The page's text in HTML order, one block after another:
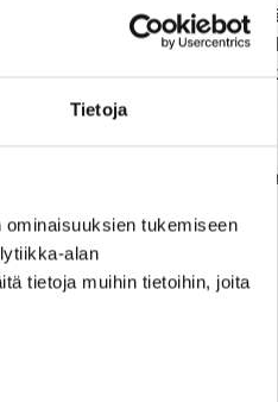
Tietoja
tukemiseen
alan
tietoja muihin tietoihin, joita
Tiistaina
alan tulevaisuudesta.
syyskuuta järjestetään
Hankkeita, jotka ovat
mahdollistamassa Into